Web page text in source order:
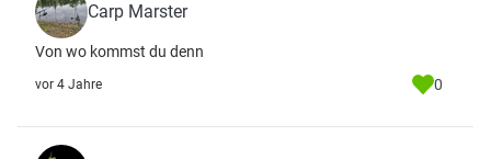
Carp Marster
Von wo kommst du denn
vor 4 Jahre 0